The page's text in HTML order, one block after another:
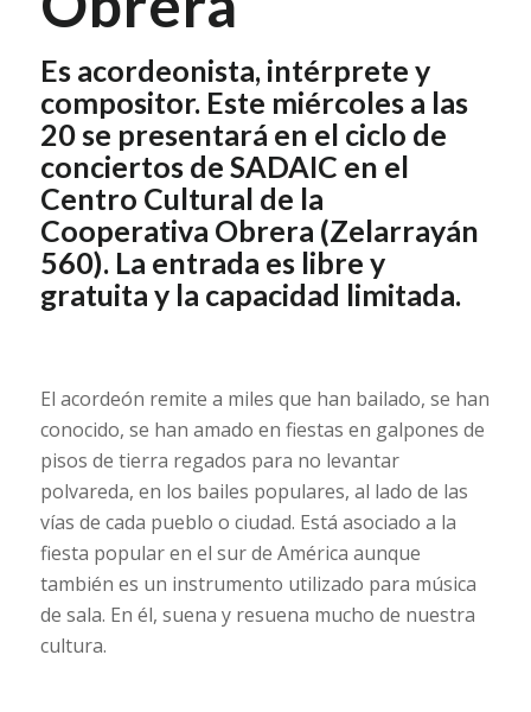
Es acordeonista, intérprete y
compositor. Este miércoles a las
20 se presentará en el ciclo de
conciertos de SADAIC en el
Centro Cultural de la
Cooperativa Obrera (Zelarrayán
560). La entrada es libre y
gratuita y la capacidad limitada.
El acordeón remite a miles que han bailado, se han
conocido, se han amado en fiestas en galpones de
pisos de tierra regados para no levantar
polvareda, en los bailes populares, al lado de las
vías de cada pueblo o ciudad. Está asociado a la
fiesta popular en el sur de América aunque
también es un instrumento utilizado para música
de sala. En él, suena y resuena mucho de nuestra
cultura.